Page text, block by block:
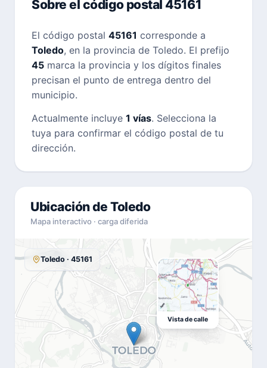
Sobre el código postal 45161
El código postal 45161 corresponde a
Toledo, en la provincia de Toledo. El prefijo
45 marca la provincia y los dígitos finales
precisan el punto de entrega dentro del
municipio.
Actualmente incluye 1 vías. Selecciona la
tuya para confirmar el código postal de tu
dirección.
Ubicación de Toledo
Mapa interactivo · carga diferida
Toledo · 45161
Vista de calle